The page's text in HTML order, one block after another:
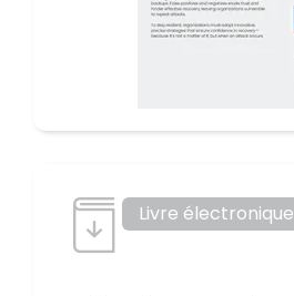
Livre électronique